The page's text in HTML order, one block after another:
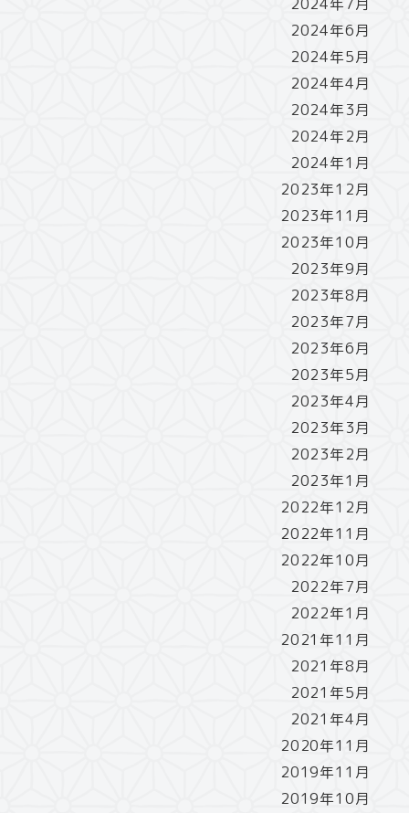
2024年6月
2024年5月
2024年4月
2024年3月
2024年2月
2024年1月
2023年12月
2023年11月
2023年10月
2023年9月
2023年8月
2023年7月
2023年6月
2023年5月
2023年4月
2023年3月
2023年2月
2023年1月
2022年12月
2022年11月
2022年10月
2022年7月
2022年1月
2021年11月
2021年8月
2021年5月
2021年4月
2020年11月
2019年11月
2019年10月